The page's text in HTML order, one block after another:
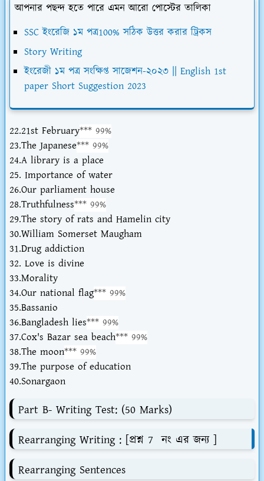
আপনার পছন্দ হতে পারে এমন আরো পোস্টের তালিকা
SSC ইংরেজি ১ম পত্র100% সঠিক উত্তর করার ট্রিকস
Story Writing
ইংরেজী ১ম পত্র সংক্ষিপ্ত সাজেশন-২০২৩ || English 1st
paper Short Suggestion 2023
22.21st February*** 99%
23.The Japanese*** 99%
24.A library is a place
25. Importance of water
26.Our parliament house
28.Truthfulness*** 99%
29.The story of rats and Hamelin city
30.William Somerset Maugham
31.Drug addiction
32. Love is divine
33.Morality
34.Our national flag*** 99%
35.Bassanio
36.Bangladesh lies*** 99%
37.Cox's Bazar sea beach*** 99%
38.The moon*** 99%
39.The purpose of education
40.Sonargaon
Part B- Writing Test: (50 Marks)
Rearranging Writing : [প্রশ্ন 7 নং এর জন্য ]
Rearranging Sentences